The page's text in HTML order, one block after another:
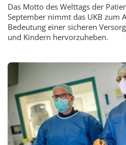
Das Motto des Welttags der
September nimmt das UKB zum
Bedeutung einer sicheren
und Kindern hervorzuheben.